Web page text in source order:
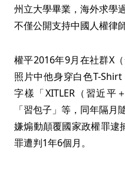
州立大學畢業，海外求學
不僅公開支持中國人權律
權平2016年9月在社群X
照片中他身穿白色T-
字樣「XITLER（習近平
「習包子」等，同年隔
嫌煽動顛覆國家政權罪逮
罪遭判1年6個月。